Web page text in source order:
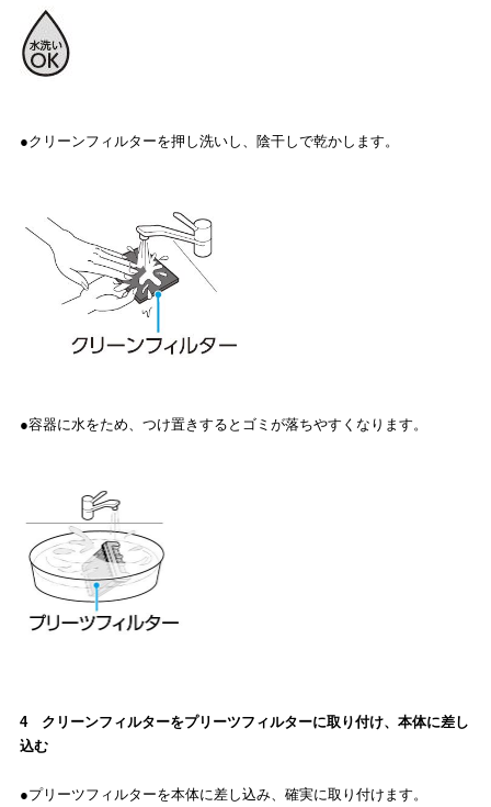
●クリーンフィルターを押し洗いし、陰干しで乾かします。
●容器に水をため、つけ置きするとゴミが落ちやすくなります。
4 クリーンフィルターをプリーツフィルターに取り付け、本体に差し
込む
●プリーツフィルターを本体に差し込み、確実に取り付けます。